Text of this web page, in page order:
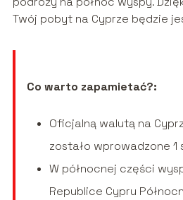
Twój pobyt na Cyprze będzie
Co warto zapamietać?:
Oficjalną walutą na
zostało wprowadzone
W północnej części
Republice Cypru